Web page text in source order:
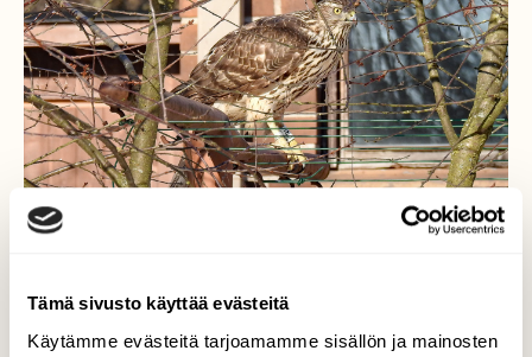
Tämä sivusto käyttää evästeitä
Käytämme evästeitä tarjoamamme sisällön ja mainosten